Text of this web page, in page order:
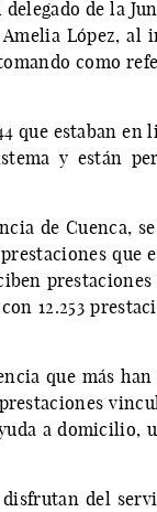
de la
López, al
como
que estaban
y están
de Cuenca,
que
12.253
que más
a domicilio,
del